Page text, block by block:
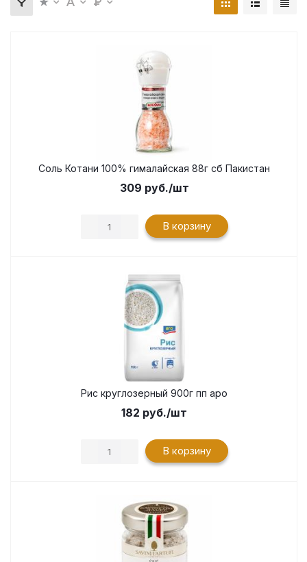
Соль Котани 100% гималайская 88г сб Пакистан
309 руб./шт
В корзину
Рис круглозерный 900г пп аро
182 руб./шт
В корзину